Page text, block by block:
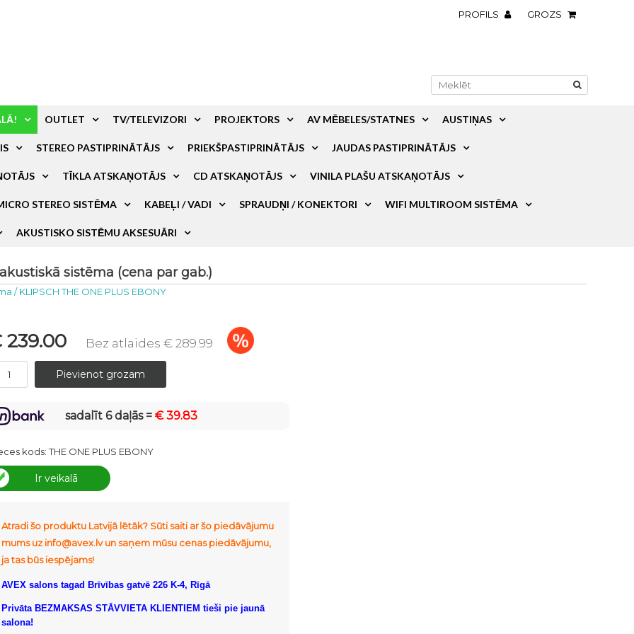
PROFILS GROZS
OUTLET TV/TELEVIZORI PROJEKTORS AV MĒBELES/STATNES AUSTIŅAS
STEREO PASTIPRINĀTĀJS PRIEKŠPASTIPRINĀTĀJS JAUDAS PASTIPRINĀTĀJS
TĪKLA ATSKAŅOTĀJS CD ATSKAŅOTĀJS VINILA PLAŠU ATSKAŅOTĀJS
STEREO SISTĒMA KABEĻI / VADI SPRAUDŅI / KONEKTORI WIFI MULTIROOM SISTĒMA
AKUSTISKO SISTĒMU AKSESUĀRI
sistēma (cena par gab.)
/KLIPSCH THE ONE PLUS EBONY
239.00 Bez atlaides € 289.99
sadalīt 6 daļās =€ 39.83
kods:THE ONE PLUS EBONY
Ir veikalā
Atradi šo produktu Latvijā lētāk? Sūti saiti ar šo piedāvājumu
mums uz info@avex.lv un saņem mūsu cenas piedāvājumu,
ja tas būs iespējams!
AVEX salons tagad Brīvības gatvē 226 K-4, Rīgā
Privāta BEZMAKSAS STĀVVIETA KLIENTIEM tieši pie jaunā
salona!